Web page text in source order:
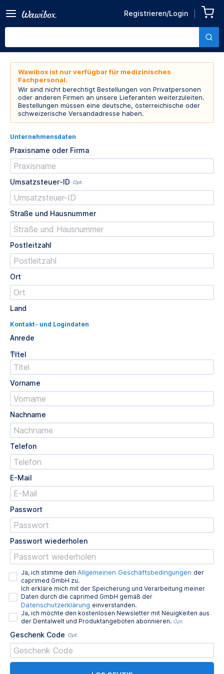
Registrieren/Login
Wawibox ist nur verfügbar für medizinisches
Fachpersonal.
Wir sind nicht berechtigt Bestellungen von Privatpersonen
oder anderen Firmen an unsere Lieferanten weiterzuleiten.
Bestellungen müssen eine deutsche, österreichische oder
schweizerische Versandadresse haben.
Unternehmensdaten
Praxisname oder Firma
Umsatzsteuer-ID Opt.
Straße und Hausnummer
Postleitzahl
Ort
Land
Kontakt- und Logindaten
Anrede
Titel
Opt.
Vorname
Nachname
Telefon
E-Mail
Passwort
Passwort wiederholen
Ja, ich stimme den Allgemeinen Geschäftsbedingungen der
caprimed GmbH zu.
Ich erkläre mich mit der Speicherung und Verarbeitung meiner
Daten durch die caprimed GmbH gemäß der
Datenschutzerklärung einverstanden.
Ja, ich möchte den kostenlosen Newsletter mit Neuigkeiten aus
der Dentalwelt und Produktangeboten abonnieren. Opt.
Geschenk Code Opt.